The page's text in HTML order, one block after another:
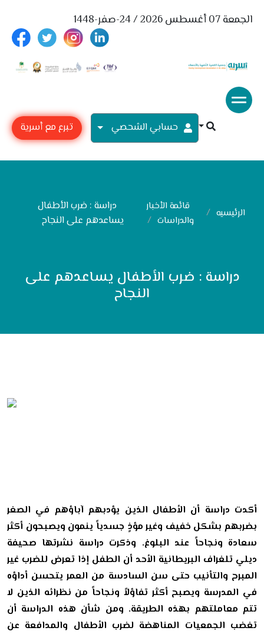
الجمعة 07 أغسطس 2026 / 24-صفر-1448
حسابي الشحصي تبرع مع أسرية
الرئيسيه
قائمة الأخبار
والدراسات
دراسة : ضرب الأطفال
يساعدهم على النجاح
دراسة : ضرب الأطفال يساعدهم على
النجاح
أكدت دراسة أن الأطفال الذين يؤدبهم آباؤهم في الصغر
بضربهم بشكل خفيف وغير مؤذٍ جسدياً ينمون ويصبحون أكثر
سعادة ونجاحاً عند البلوغ. وذكرت دراسة نشرتها صحيفة
ديلي تلغراف البريطانية الأحد أن الطفل إذا تعرض للضرب غير
المبرح والتأنيب حتى سن السادسة من العمر يتحسن أداؤه
في المدرسة ويصبح أكثر تفاؤلاً ونجاحاً من نظرائه الذين لا
تتم معاملتهم بهذه الطريقة. ومن شأن هذه الدراسة أن
تغضب الجمعيات المناهضة لضرب الأطفال والمدافعة عن